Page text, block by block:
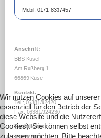
Mobil: 0171-8337457
Anschrift:
BBS Kusel
Am Roßberg 1
66869 Kusel
Kontakt:
Tel.: 06381/92420
Fax: 06381/924230
Rechtliches:
Impressum
Wir nutzen Cookies auf
essenziell für den Betrieb der
diese Website und die
Cookies). Sie können selbst
zulassen möchten. Bitte